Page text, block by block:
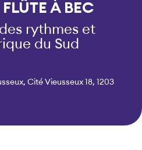
À BEC
rythmes et
du Sud
Cité Vieusseux 18, 1203